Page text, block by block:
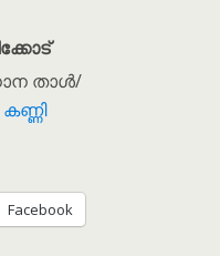
താൾ/
കണ്ണി
Facebook